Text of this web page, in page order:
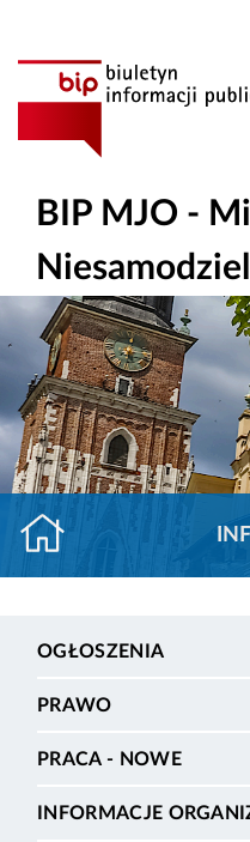
BIP MJO -
OGŁOSZENIA
PRAWO
PRACA - NOWE
INFORMACJE